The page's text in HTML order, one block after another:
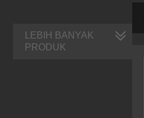
LEBIH BANYAK
PRODUK